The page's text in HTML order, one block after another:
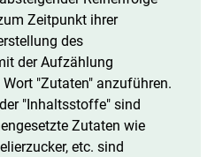
Zeitpunkt ihrer
des
der Aufzählung
"Zutaten" anzuführen.
"Inhaltsstoffe" sind
Zutaten wie
etc. sind